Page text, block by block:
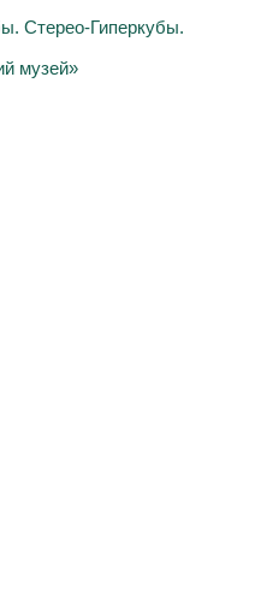
Стерео-Гиперкубы.
музей»